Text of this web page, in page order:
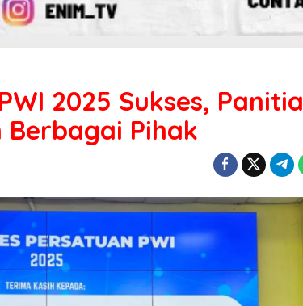
2025 Sukses, Panitia
Berbagai Pihak